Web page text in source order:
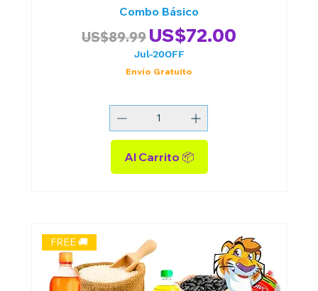
Combo Básico
Precio
US$89.99 Precio de oferta
US$72.00
Jul-20OFF
Envío Gratuito
Al Carrito 📦
FREE 🚚